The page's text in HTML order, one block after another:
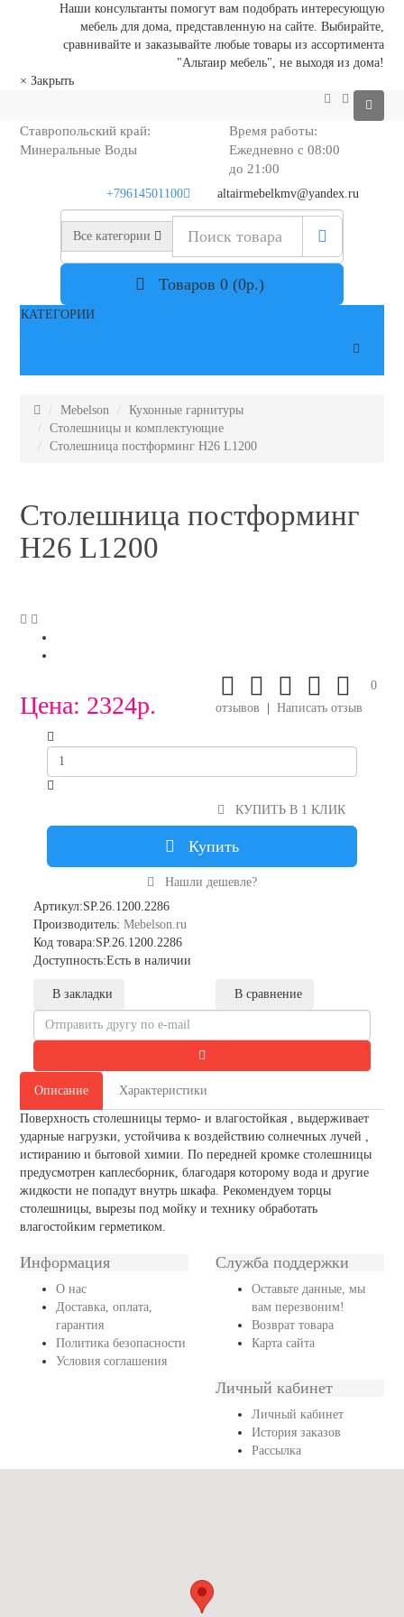
Наши консультанты помогут вам подобрать интересующую
мебель для дома, представленную на сайте. Выбирайте,
сравнивайте и заказывайте любые товары из ассортимента
"Альтаир мебель", не выходя из дома!
× Закрыть
Ставропольский край:
Минеральные Воды
Время работы:
Ежедневно с 08:00
до 21:00
+79614501100 altairmebelkmv@yandex.ru
Все категории
Товаров 0 (0р.)
КАТЕГОРИИ
Mebelson
Кухонные гарнитуры
Столешницы и комплектующие
Столешница постформинг H26 L1200
Столешница постформинг
H26 L1200
Цена: 2324р.
0
отзывов
Написать отзыв
КУПИТЬ В 1 КЛИК
Купить
Нашли дешевле?
Артикул:SP.26.1200.2286
Производитель: Mebelson.ru
Код товара:SP.26.1200.2286
Доступность:Есть в наличии
В закладки В сравнение
Описание Характеристики
Поверхность столешницы термо- и влагостойкая , выдерживает
ударные нагрузки, устойчива к воздействию солнечных лучей ,
истиранию и бытовой химии. По передней кромке столешницы
предусмотрен каплесборник, благодаря которому вода и другие
жидкости не попадут внутрь шкафа. Рекомендуем торцы
столешницы, вырезы под мойку и технику обработать
влагостойким герметиком.
Информация
О нас
Доставка, оплата,
гарантия
Политика безопасности
Условия соглашения
Служба поддержки
Оставьте данные, мы
вам перезвоним!
Возврат товара
Карта сайта
Личный кабинет
Личный кабинет
История заказов
Рассылка